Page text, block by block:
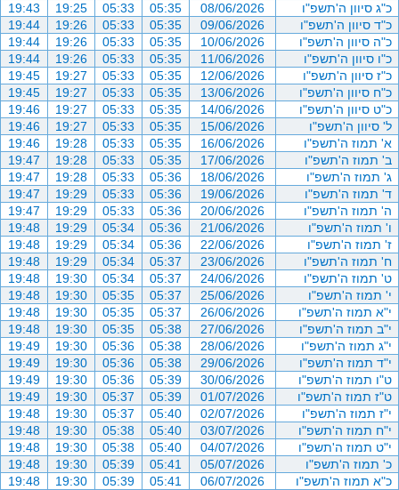
כ"ג סיוון ה'תשפ"ו
08/06/2026
05:35
05:33
19:25
19:43
כ"ד סיוון ה'תשפ"ו
09/06/2026
05:35
05:33
19:26
19:44
כ"ה סיוון ה'תשפ"ו
10/06/2026
05:35
05:33
19:26
19:44
כ"ו סיוון ה'תשפ"ו
11/06/2026
05:35
05:33
19:26
19:44
כ"ז סיוון ה'תשפ"ו
12/06/2026
05:35
05:33
19:27
19:45
כ"ח סיוון ה'תשפ"ו
13/06/2026
05:35
05:33
19:27
19:45
כ"ט סיוון ה'תשפ"ו
14/06/2026
05:35
05:33
19:27
19:46
ל' סיוון ה'תשפ"ו
15/06/2026
05:35
05:33
19:27
19:46
א' תמוז ה'תשפ"ו
16/06/2026
05:35
05:33
19:28
19:46
ב' תמוז ה'תשפ"ו
17/06/2026
05:35
05:33
19:28
19:47
ג' תמוז ה'תשפ"ו
18/06/2026
05:36
05:33
19:28
19:47
ד' תמוז ה'תשפ"ו
19/06/2026
05:36
05:33
19:29
19:47
ה' תמוז ה'תשפ"ו
20/06/2026
05:36
05:33
19:29
19:47
ו' תמוז ה'תשפ"ו
21/06/2026
05:36
05:34
19:29
19:48
ז' תמוז ה'תשפ"ו
22/06/2026
05:36
05:34
19:29
19:48
ח' תמוז ה'תשפ"ו
23/06/2026
05:37
05:34
19:29
19:48
ט' תמוז ה'תשפ"ו
24/06/2026
05:37
05:34
19:30
19:48
י' תמוז ה'תשפ"ו
25/06/2026
05:37
05:35
19:30
19:48
י"א תמוז ה'תשפ"ו
26/06/2026
05:37
05:35
19:30
19:48
י"ב תמוז ה'תשפ"ו
27/06/2026
05:38
05:35
19:30
19:48
י"ג תמוז ה'תשפ"ו
28/06/2026
05:38
05:36
19:30
19:49
י"ד תמוז ה'תשפ"ו
29/06/2026
05:38
05:36
19:30
19:49
ט"ו תמוז ה'תשפ"ו
30/06/2026
05:39
05:36
19:30
19:49
ט"ז תמוז ה'תשפ"ו
01/07/2026
05:39
05:37
19:30
19:49
י"ז תמוז ה'תשפ"ו
02/07/2026
05:40
05:37
19:30
19:48
י"ח תמוז ה'תשפ"ו
03/07/2026
05:40
05:38
19:30
19:48
י"ט תמוז ה'תשפ"ו
04/07/2026
05:40
05:38
19:30
19:48
כ' תמוז ה'תשפ"ו
05/07/2026
05:41
05:39
19:30
19:48
כ"א תמוז ה'תשפ"ו
06/07/2026
05:41
05:39
19:30
19:48